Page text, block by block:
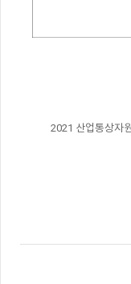
2021 산업통상자